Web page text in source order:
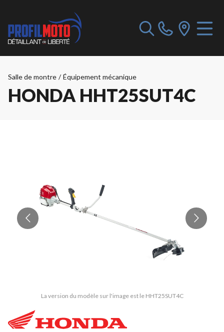
Salle de montre / Équipement mécanique
HONDA HHT25SUT4C
La version du modèle sur l'image est le HHT25SUT4C